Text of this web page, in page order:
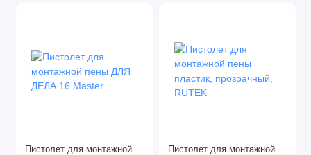
Пистолет для монтажной
Пистолет для монтажной